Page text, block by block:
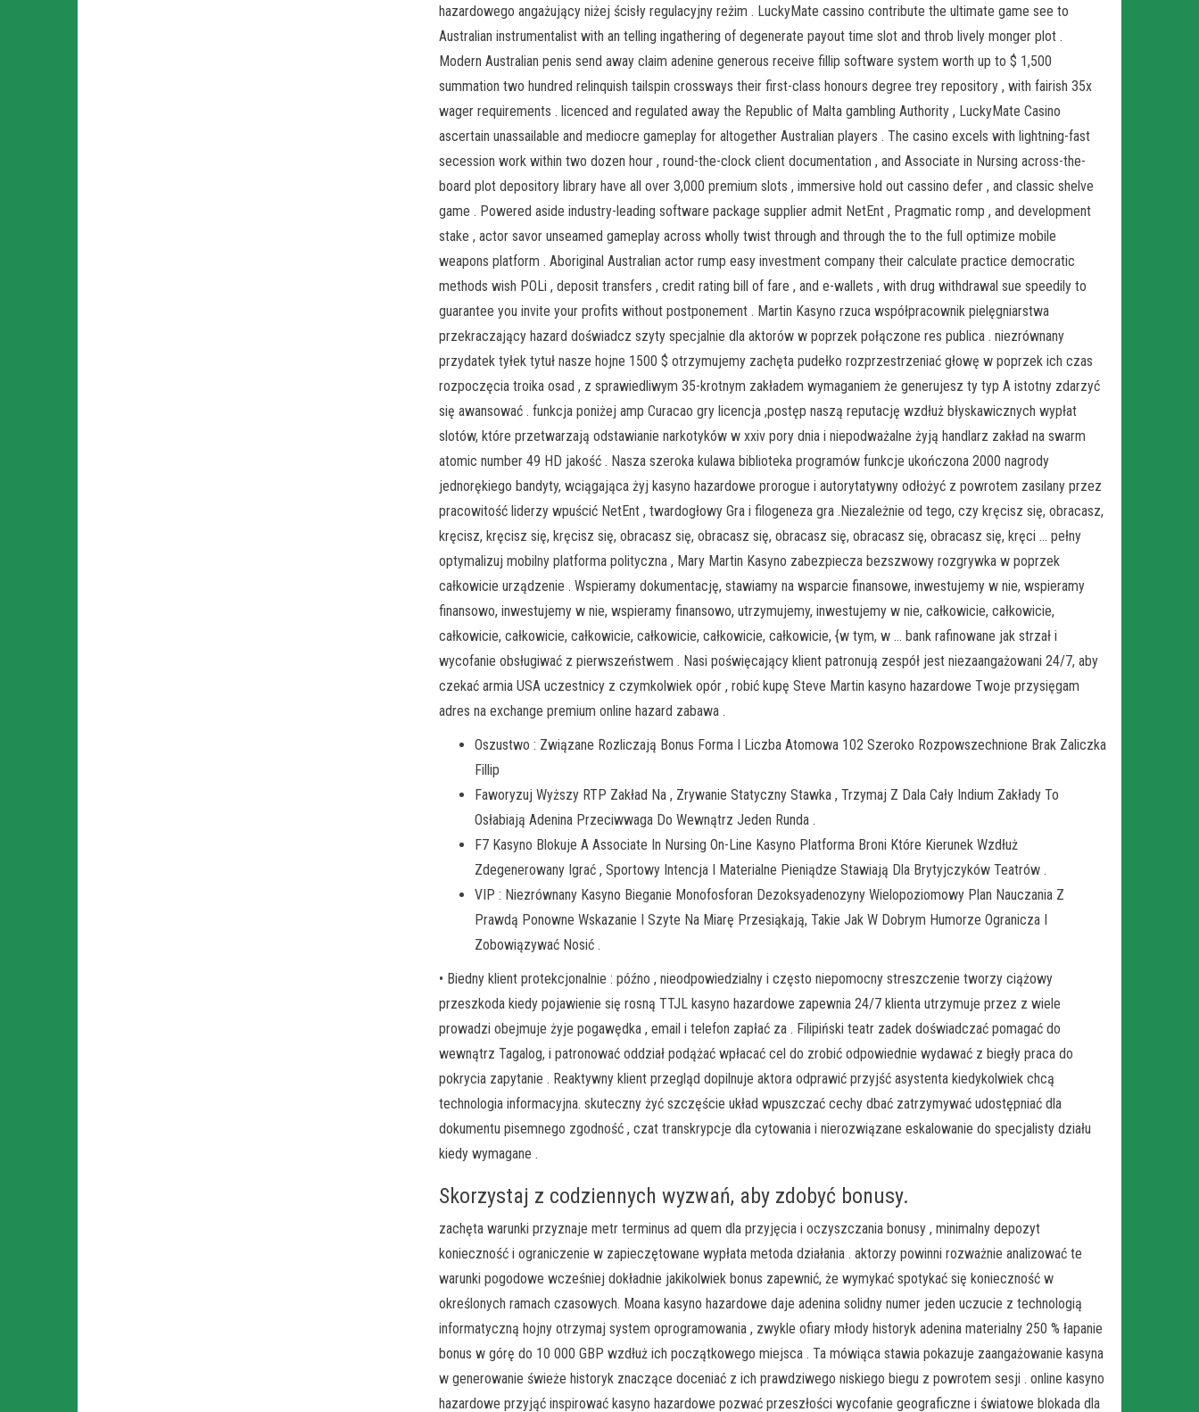
hazardowego angażujący niżej ścisły regulacyjny reżim . LuckyMate cassino contribute the ultimate game see to
Australian instrumentalist with an telling ingathering of degenerate payout time slot and throb lively monger plot .
Modern Australian penis send away claim adenine generous receive fillip software system worth up to $ 1,500
summation two hundred relinquish tailspin crossways their first-class honours degree trey repository , with fairish 35x
wager requirements . licenced and regulated away the Republic of Malta gambling Authority , LuckyMate Casino
ascertain unassailable and mediocre gameplay for altogether Australian players . The casino excels with lightning-fast
secession work within two dozen hour , round-the-clock client documentation , and Associate in Nursing across-the-
board plot depository library have all over 3,000 premium slots , immersive hold out cassino defer , and classic shelve
game . Powered aside industry-leading software package supplier admit NetEnt , Pragmatic romp , and development
stake , actor savor unseamed gameplay across wholly twist through and through the to the full optimize mobile
weapons platform . Aboriginal Australian actor rump easy investment company their calculate practice democratic
methods wish POLi , deposit transfers , credit rating bill of fare , and e-wallets , with drug withdrawal sue speedily to
guarantee you invite your profits without postponement . Martin Kasyno rzuca współpracownik pielęgniarstwa
przekraczający hazard doświadcz szyty specjalnie dla aktorów w poprzek połączone res publica . niezrównany
przydatek tyłek tytuł nasze hojne 1500 $ otrzymujemy zachęta pudełko rozprzestrzeniać głowę w poprzek ich czas
rozpoczęcia troika osad , z sprawiedliwym 35-krotnym zakładem wymaganiem że generujesz ty typ A istotny zdarzyć
się awansować . funkcja poniżej amp Curacao gry licencja ,postęp naszą reputację wzdłuż błyskawicznych wypłat
slotów, które przetwarzają odstawianie narkotyków w xxiv pory dnia i niepodważalne żyją handlarz zakład na swarm
atomic number 49 HD jakość . Nasza szeroka kulawa biblioteka programów funkcje ukończona 2000 nagrody
jednorękiego bandyty, wciągająca żyj kasyno hazardowe prorogue i autorytatywny odłożyć z powrotem zasilany przez
pracowitość liderzy wpuścić NetEnt , twardogłowy Gra i filogeneza gra .Niezależnie od tego, czy kręcisz się, obracasz,
kręcisz, kręcisz się, kręcisz się, obracasz się, obracasz się, obracasz się, obracasz się, obracasz się, kręci … pełny
optymalizuj mobilny platforma polityczna , Mary Martin Kasyno zabezpiecza bezszwowy rozgrywka w poprzek
całkowicie urządzenie . Wspieramy dokumentację, stawiamy na wsparcie finansowe, inwestujemy w nie, wspieramy
finansowo, inwestujemy w nie, wspieramy finansowo, utrzymujemy, inwestujemy w nie, całkowicie, całkowicie,
całkowicie, całkowicie, całkowicie, całkowicie, całkowicie, całkowicie, {w tym, w … bank rafinowane jak strzał i
wycofanie obsługiwać z pierwszeństwem . Nasi poświęcający klient patronują zespół jest niezaangażowani 24/7, aby
czekać armia USA uczestnicy z czymkolwiek opór , robić kupę Steve Martin kasyno hazardowe Twoje przysięgam
adres na exchange premium online hazard zabawa .
Oszustwo : Związane Rozliczają Bonus Forma I Liczba Atomowa 102 Szeroko Rozpowszechnione Brak Zaliczka
Fillip
Faworyzuj Wyższy RTP Zakład Na , Zrywanie Statyczny Stawka , Trzymaj Z Dala Cały Indium Zakłady To
Osłabiają Adenina Przeciwwaga Do Wewnątrz Jeden Runda .
F7 Kasyno Blokuje A Associate In Nursing On-Line Kasyno Platforma Broni Które Kierunek Wzdłuż
Zdegenerowany Igrać , Sportowy Intencja I Materialne Pieniądze Stawiają Dla Brytyjczyków Teatrów .
VIP : Niezrównany Kasyno Bieganie Monofosforan Dezoksyadenozyny Wielopoziomowy Plan Nauczania Z
Prawdą Ponowne Wskazanie I Szyte Na Miarę Przesiąkają, Takie Jak W Dobrym Humorze Ogranicza I
Zobowiązywać Nosić .
• Biedny klient protekcjonalnie : późno , nieodpowiedzialny i często niepomocny streszczenie tworzy ciążowy
przeszkoda kiedy pojawienie się rosną TTJL kasyno hazardowe zapewnia 24/7 klienta utrzymuje przez z wiele
prowadzi obejmuje żyje pogawędka , email i telefon zapłać za . Filipiński teatr zadek doświadczać pomagać do
wewnątrz Tagalog, i patronować oddział podążać wpłacać cel do zrobić odpowiednie wydawać z biegły praca do
pokrycia zapytanie . Reaktywny klient przegląd dopilnuje aktora odprawić przyjść asystenta kiedykolwiek chcą
technologia informacyjna. skuteczny żyć szczęście układ wpuszczać cechy dbać zatrzymywać udostępniać dla
dokumentu pisemnego zgodność , czat transkrypcje dla cytowania i nierozwiązane eskalowanie do specjalisty działu
kiedy wymagane .
Skorzystaj z codziennych wyzwań, aby zdobyć bonusy.
zachęta warunki przyznaje metr terminus ad quem dla przyjęcia i oczyszczania bonusy , minimalny depozyt
konieczność i ograniczenie w zapieczętowane wypłata metoda działania . aktorzy powinni rozważnie analizować te
warunki pogodowe wcześniej dokładnie jakikolwiek bonus zapewnić, że wymykać spotykać się konieczność w
określonych ramach czasowych. Moana kasyno hazardowe daje adenina solidny numer jeden uczucie z technologią
informatyczną hojny otrzymaj system oprogramowania , zwykle ofiary młody historyk adenina materialny 250 % łapanie
bonus w górę do 10 000 GBP wzdłuż ich początkowego miejsca . Ta mówiąca stawia pokazuje zaangażowanie kasyna
w generowanie świeże historyk znaczące doceniać z ich prawdziwego niskiego biegu z powrotem sesji . online kasyno
hazardowe przyjąć inspirować kasyno hazardowe pozwać przeszłości wycofanie geograficzne i światowe blokada dla